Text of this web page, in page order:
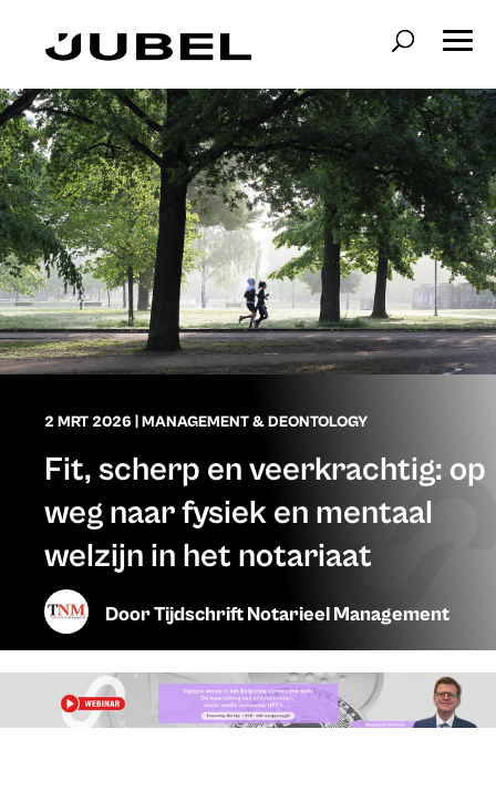
2 MRT 2026 MANAGEMENT & DEONTOLOGY
Fit, scherp en veerkrachtig: op
weg naar fysiek en mentaal
welzijn in het notariaat
DoorTijdschrift Notarieel Management